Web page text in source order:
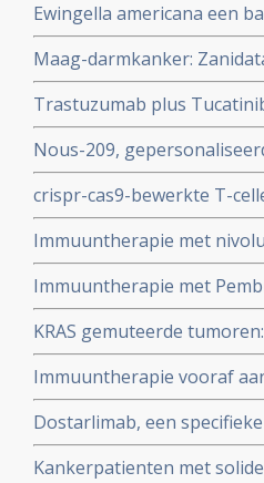
Ewingella americana een
Dryophytes japonicus
100 procent duurzame
Maag-darmkanker:
aangevuld met
positieve, gevorderde of
Trastuzumab plus
belastende operatie als
rectumkanker met betere
Nous-209,
resultaten bij het
Lynchsyndroom,
copy 1
crispr-cas9-bewerkte T-
darmkanker en GIST
Immuuntherapie met
darmkankerpatienten met
repair deficient (MSI-H/
Immuuntherapie met
overleving (48 vs 18
darmkanker met MSI-H/
KRAS gemuteerde
bij patiënten met voor
verbeterde de
darmkanker copy 1 co
Immuuntherapie vooraf
kankerpatiënten met
naar de maag copy 2
Dostarlimab, een
alle 12 patienten met
deficiëntie en was geen
Kankerpatienten met